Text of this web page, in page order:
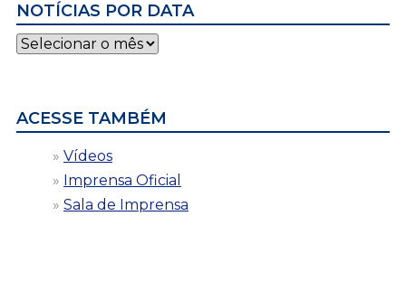
NOTÍCIAS POR DATA
Notícias
por
ACESSE TAMBÉM
Vídeos
Imprensa Oficial
Sala de Imprensa